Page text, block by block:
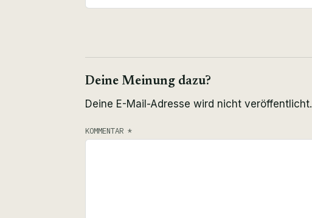
Deine Meinung dazu?
Deine E-Mail-Adresse wird nicht veröffentlicht.
KOMMENTAR *